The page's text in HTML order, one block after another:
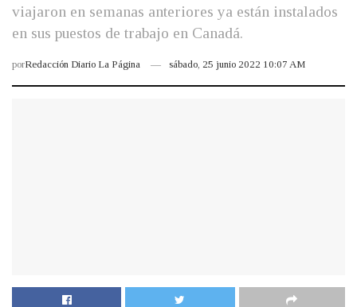
viajaron en semanas anteriores ya están instalados
en sus puestos de trabajo en Canadá.
porRedacción Diario La Página sábado, 25 junio 2022 10:07 AM